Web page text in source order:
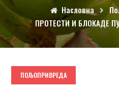
Насловна
ПРО­ТЕ­СТИ И БЛО­КА­ДЕ
ПОЉОПРИВРЕДА